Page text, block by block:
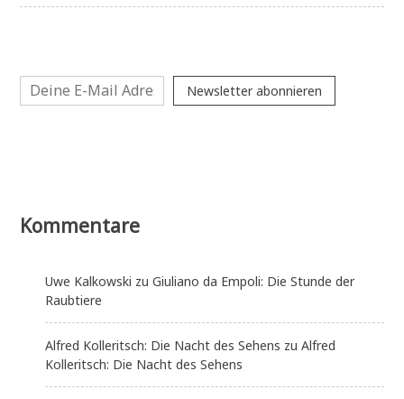
Newsletter abonnieren
Kommentare
Uwe Kalkowski zuGiuliano da Empoli: Die Stunde der
Raubtiere
Alfred Kolleritsch: Die Nacht des Sehens zuAlfred
Kolleritsch: Die Nacht des Sehens